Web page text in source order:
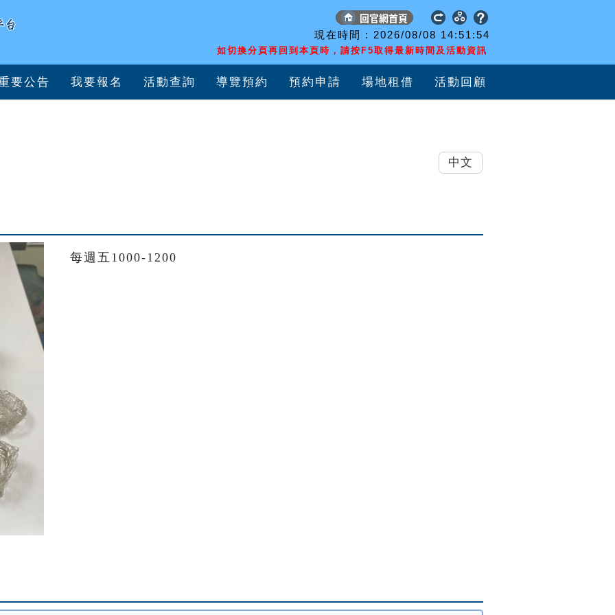
現在時間 : 2026/08/08 14:51:54
如切換分頁再回到本頁時，請按F5取得最新時間及活動資訊
要公告 我要報名 活動查詢 導覽預約 預約申請 場地租借 活動回顧
每週五1000-1200